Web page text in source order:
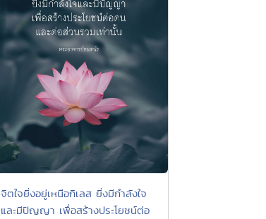
จิตใจยิ่งอยู่เหนือกิเลส ยิ่งมีกำลังใจ
และมีปัญญา เพื่อสร้างประโยชน์ต่อ